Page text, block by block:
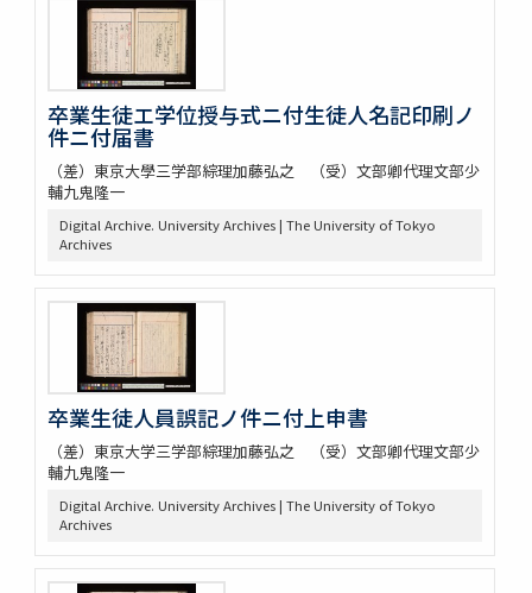
卒業生徒エ学位授与式ニ付生徒人名記印刷ノ
件ニ付届書
（差）東京大學三学部綜理加藤弘之 （受）文部卿代理文部少
輔九鬼隆一
Digital Archive. University Archives | The University of Tokyo
Archives
卒業生徒人員誤記ノ件ニ付上申書
（差）東京大学三学部綜理加藤弘之 （受）文部卿代理文部少
輔九鬼隆一
Digital Archive. University Archives | The University of Tokyo
Archives